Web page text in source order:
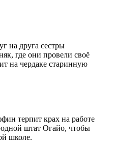
на друга сестры
где они провели своё
на чердаке старинную
терпит крах на работе
штат Огайо, чтобы
школе.